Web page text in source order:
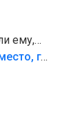
ему,
«Попал на пику»: СК показал место, где был смертельно травмирован ребенок в Тольятти